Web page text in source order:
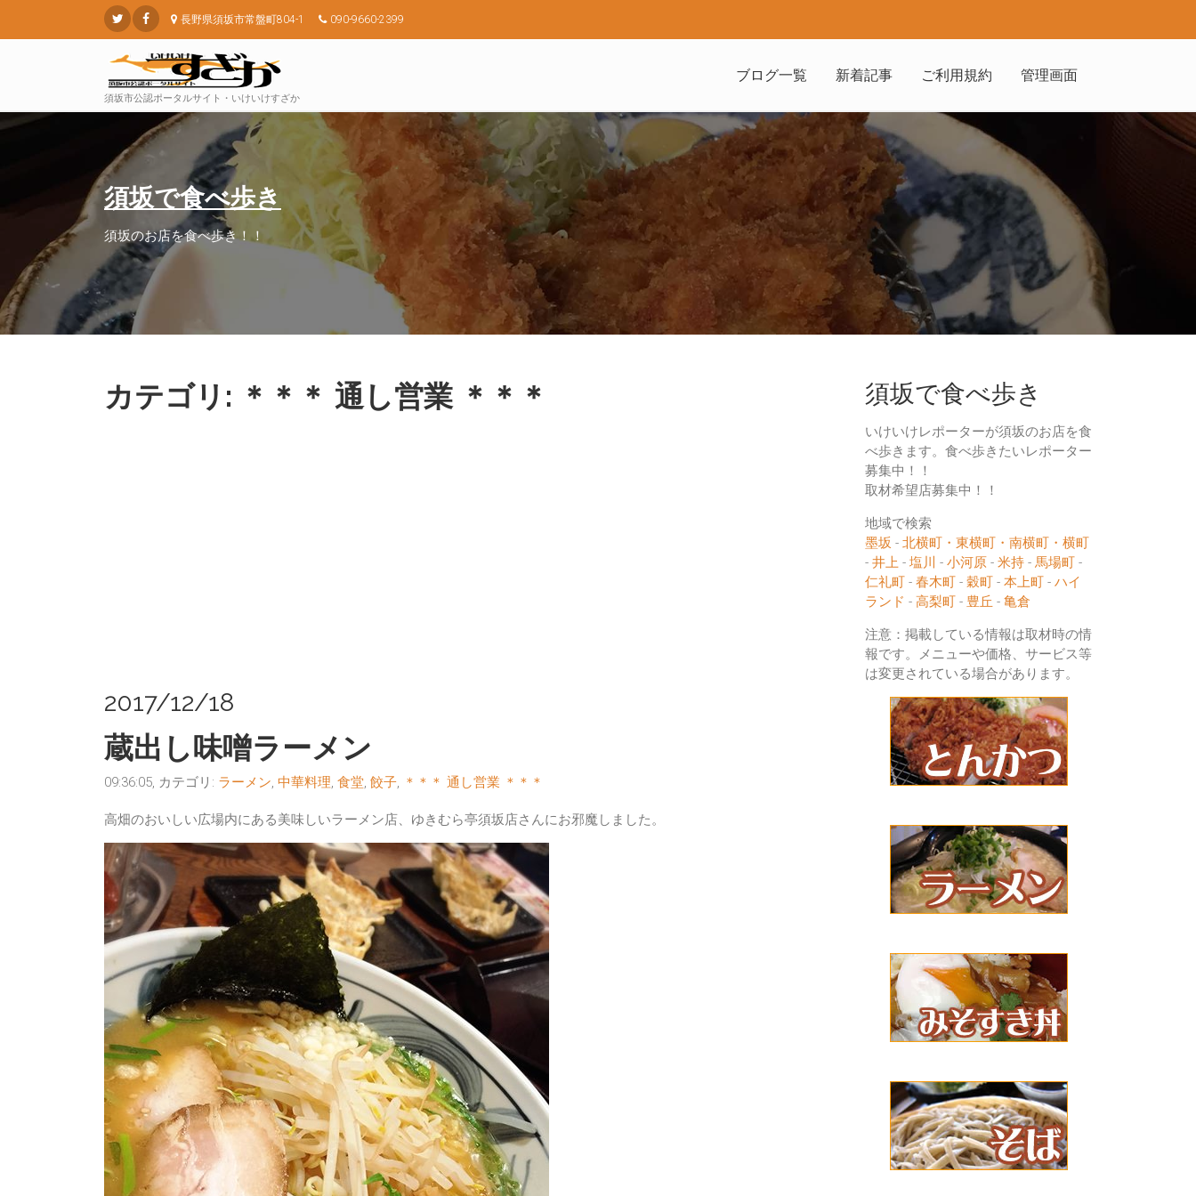
長野県須坂市常盤町804-1 090-9660-2399
須坂市公認ポータルサイト・いけいけすざか
ブログ一覧 新着記事 ご利用規約 管理画面
須坂で食べ歩き
須坂のお店を食べ歩き！！
カテゴリ: ＊＊＊ 通し営業 ＊＊＊
2017/12/18
蔵出し味噌ラーメン
09:36:05, カテゴリ: ラーメン, 中華料理, 食堂, 餃子, ＊＊＊ 通し営業 ＊＊＊
高畑のおいしい広場内にある美味しいラーメン店、 ゆきむら亭須坂店さんにお邪魔しました。
須坂で食べ歩き
いけいけレポーターが須坂のお店を食
べ歩きます。食べ歩きたいレポーター
募集中！！
取材希望店募集中！！
地域で検索
墨坂 - 北横町・東横町・南横町・横町
- 井上 - 塩川 - 小河原 - 米持 - 馬場町 -
仁礼町 - 春木町 - 穀町 - 本上町 - ハイ
ランド - 高梨町 - 豊丘 - 亀倉
注意：掲載している情報は取材時の情
報です。メニューや価格、サービス等
は変更されている場合があります。